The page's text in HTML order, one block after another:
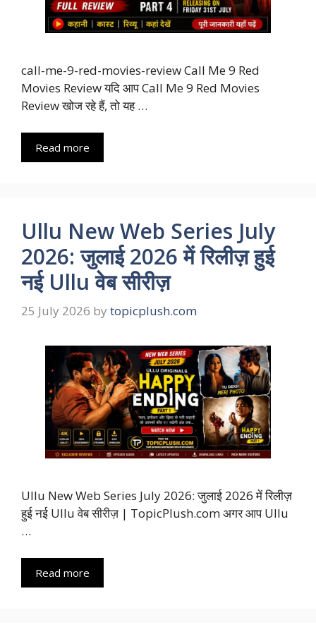
call-me-9-red-movies-review Call Me 9 Red
Movies Review यदि आप Call Me 9 Red Movies
Review खोज रहे हैं, तो यह …
Read more
Ullu New Web Series July
2026: जुलाई 2026 में रिलीज़ हुई
नई Ullu वेब सीरीज़
25 July 2026 by topicplush.com
Ullu New Web Series July 2026: जुलाई 2026 में रिलीज़
हुई नई Ullu वेब सीरीज़ | TopicPlush.com अगर आप Ullu
…
Read more